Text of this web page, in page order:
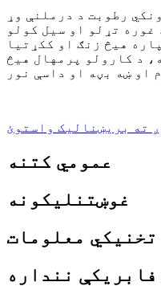
رطوبت د درملنې وړ
غوره تړلو او سیل کولو
هیڅ زنګ او ککړتیا
د کارولو پرمهال هیڅ
ته بریښنالیک واستوئ
عمومي کتنه
غوښتنلیکونه
تخنیکي معلومات
فابریکې ننداره